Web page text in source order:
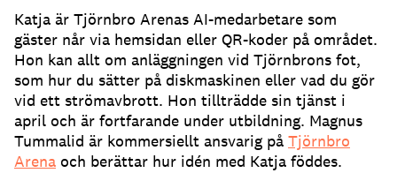
Katja är Tjörnbro Arenas AI-medarbetare som
gäster når via hemsidan eller QR-koder på området.
Hon kan allt om anläggningen vid Tjörnbrons fot,
som hur du sätter på diskmaskinen eller vad du gör
vid ett strömavbrott. Hon tillträdde sin tjänst i
april och är fortfarande under utbildning. Magnus
Tummalid är kommersiellt ansvarig på Tjörnbro
Arena och berättar hur idén med Katja föddes.